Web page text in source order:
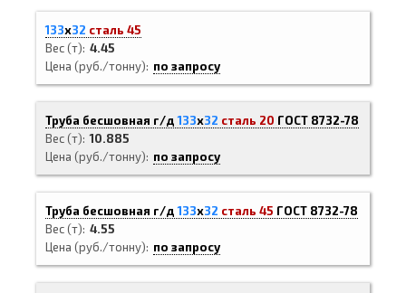
133х32 сталь 45
Вес (т) 4.45
Цена (руб./тонну)
по запросу
Труба бесшовная г/д133х32 сталь 20 ГОСТ 8732-78
Вес (т) 10.885
Цена (руб./тонну)
по запросу
Труба бесшовная г/д133х32 сталь 45 ГОСТ 8732-78
Вес (т) 4.55
Цена (руб./тонну)
по запросу